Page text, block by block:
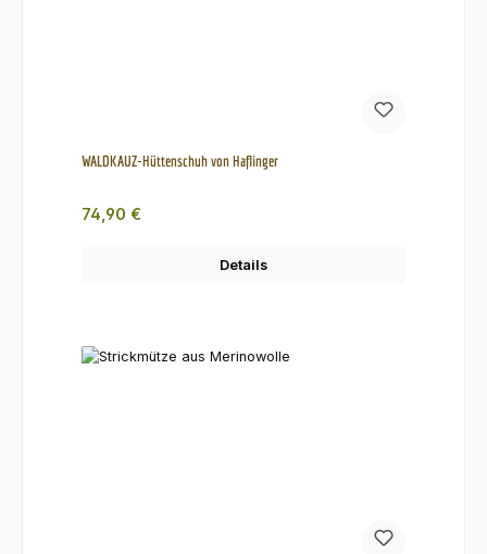
WALDKAUZ-Hüttenschuh von Haflinger
Regulärer Preis:
74,90 €
Details